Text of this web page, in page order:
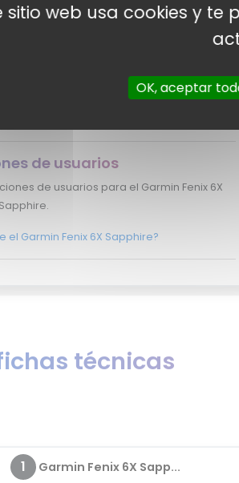
de expertos
de expertos para el Garmin Fenix 6X
del Garmin Fenix 6X Sapphire aparezca
de usuarios
de usuarios para el Garmin Fenix 6X
Sapphire.
el Garmin Fenix 6X Sapphire?
técnicas
1 Garmin Fenix 6X Sapp...
sitio web usa cookies y
OK, aceptar